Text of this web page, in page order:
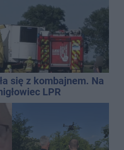
się z kombajnem. Na
LPR